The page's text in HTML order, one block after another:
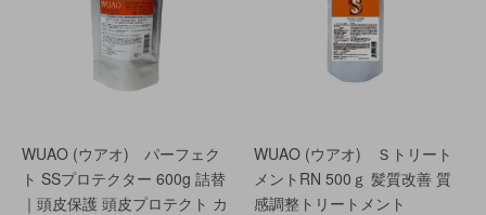
WUAO (ウアオ) パーフェク
ト SSプロテクター 600g 詰替
｜頭皮保護 頭皮プロテクト カ
WUAO (ウアオ) Ｓトリート
メントRN 500ｇ 髪質改善 質
感調整トリートメント